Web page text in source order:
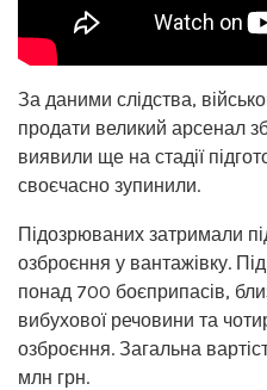
За даними слідства,
продати великий арсенал
виявили ще на стадії
своєчасно зупинили.
Підозрюваних затримали
озброєння у вантажівку.
понад 700 боєприпасів,
вибухової речовини та
озброєння. Загальна
млн грн.